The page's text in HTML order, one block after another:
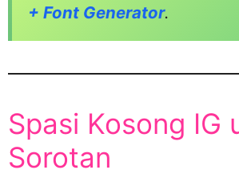
+ Font Generator.
Spasi Kosong IG
Sorotan